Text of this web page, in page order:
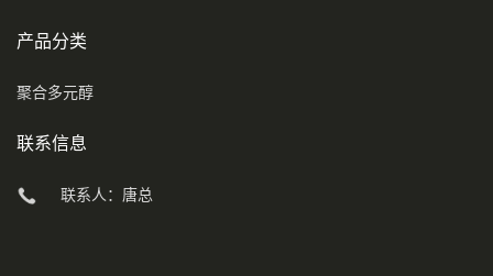
产品分类
聚合多元醇
联系信息
联系人：唐总